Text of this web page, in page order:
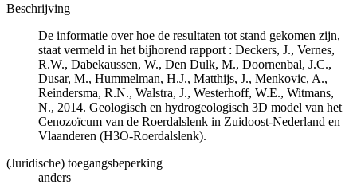
Beschrijving
De informatie over hoe de resultaten tot stand gekomen zijn,
staat vermeld in het bijhorend rapport : Deckers, J., Vernes,
R.W., Dabekaussen, W., Den Dulk, M., Doornenbal, J.C.,
Dusar, M., Hummelman, H.J., Matthijs, J., Menkovic, A.,
Reindersma, R.N., Walstra, J., Westerhoff, W.E., Witmans,
N., 2014. Geologisch en hydrogeologisch 3D model van het
Cenozoïcum van de Roerdalslenk in Zuidoost-Nederland en
Vlaanderen (H3O-Roerdalslenk).
(Juridische) toegangsbeperking
anders